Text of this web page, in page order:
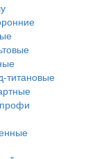
титановые